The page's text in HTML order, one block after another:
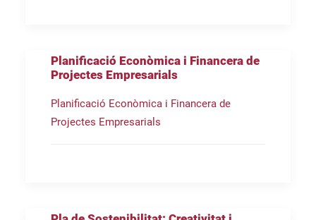
Planificació Econòmica i Financera de
Projectes Empresarials
Planificació Econòmica i Financera de
Projectes Empresarials